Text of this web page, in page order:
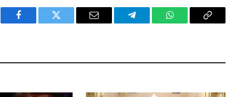
Facebook Twitter Email Telegram WhatsAppCopy